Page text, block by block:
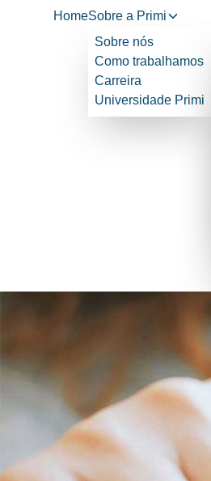
HomeSobre a Primi
Sobre nós
Como trabalhamos
Carreira
Universidade Primi